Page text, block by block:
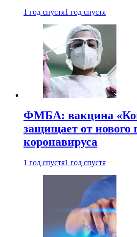
1 год спустя1 год спустя
ФМБА: вакцина
защищает от нового
коронавируса
1 год спустя1 год спустя